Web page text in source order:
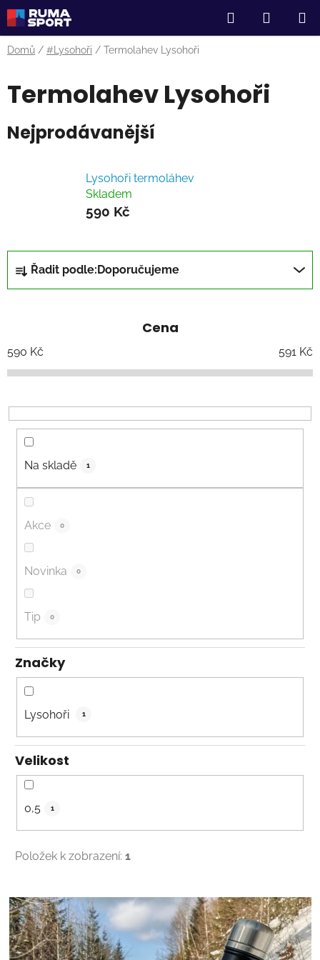
Přejít
na
obsah
Hledat
KOŠÍK
Domů / #Lysohoři / Termolahev Lysohoři
Termolahev Lysohoři
Nejprodávanější
Lysohoři termoláhev
Skladem
590 Kč
Ř
a
z
í
p
o
d
Řadit podle: Doporučujeme
Cena
590 Kč 591 Kč
Na skladě 1
Akce 0
Novinka 0
Tip 0
Značky
Lysohoři 1
Velikost
0,5 1
Položek k zobrazení: 1
V
ý
p
i